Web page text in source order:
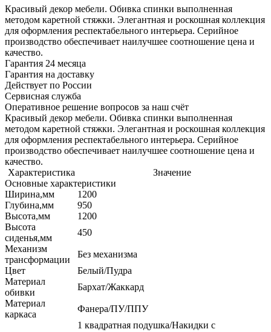
Красивый декор мебели. Обивка спинки выполненная
методом каретной стяжки. Элегантная и роскошная коллекция
для оформления респектабельного интерьера. Серийное
производство обеспечивает наилучшее соотношение цена и
качество.
Гарантия 24 месяца
Гарантия на доставку
Действует по России
Сервисная служба
Оперативное решение вопросов за наш счёт
Красивый декор мебели. Обивка спинки выполненная
методом каретной стяжки. Элегантная и роскошная коллекция
для оформления респектабельного интерьера. Серийное
производство обеспечивает наилучшее соотношение цена и
качество.
Характеристика
Значение
Основные характеристики
Ширина,мм
1200
Глубина,мм
950
Высота,мм
1200
Высота
сиденья,мм
450
Механизм
трансформации
Без механизма
Цвет
Белый/Пудра
Материал
обивки
Бархат/Жаккард
Материал
каркаса
Фанера/ПУ/ППУ
1 квадратная подушка/Накидки с